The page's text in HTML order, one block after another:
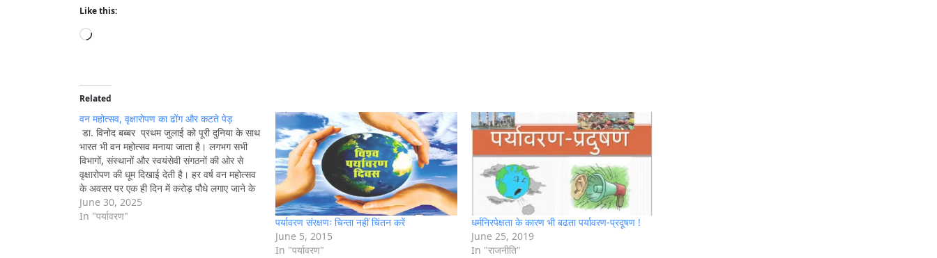
Like this:
L
d
i
n
g
…
Related
वन महोत्सव, वृक्षारोपण का ढोंग और कटते पेड़
डा. विनोद बब्बर प्रथम जुलाई को पूरी दुनिया के साथ
भारत भी वन महोत्सव मनाया जाता है। लगभग सभी
विभागों, संस्थानों और स्वयंसेवी संगठनों की ओर से
वृक्षारोपण की धूम दिखाई देती है। हर वर्ष वन महोत्सव
के अवसर पर एक ही दिन में करोड़ पौधे लगाए जाने के
समाचार होते हैं…
June 30, 2025
In "पर्यावरण"
पर्यावरण संरक्षणः चिन्ता नहीं चिंतन करें
June 5, 2015
In "पर्यावरण"
धर्मनिरपेक्षता के कारण भी बढता पर्यावरण-प्रदूषण !
June 25, 2019
In "राजनीति"